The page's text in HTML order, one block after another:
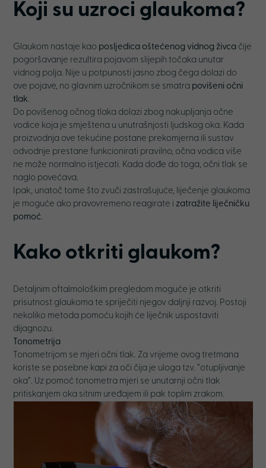
Koji su uzroci glaukoma?
Glaukom nastaje kao posljedica oštećenog vidnog živca čije
pogoršavanje rezultira pojavom slijepih točaka unutar
vidnog polja. Nije u potpunosti jasno zbog čega dolazi do
ove pojave, no glavnim uzročnikom se smatra povišeni očni
tlak.
Do povišenog očnog tlaka dolazi zbog nakupljanja očne
vodice koja je smještena u unutrašnjosti ljudskog oka. Kada
proizvodnja ove tekućine postane prekomjerna ili sustav
odvodnje prestane funkcionirati pravilno, očna vodica više
ne može normalno istjecati. Kada dođe do toga, očni tlak se
naglo povećava.
Ipak, unatoč tome što zvuči zastrašujuće, liječenje glaukoma
je moguće ako pravovremeno reagirate i zatražite liječničku
pomoć.
Kako otkriti glaukom?
Detaljnim oftalmološkim pregledom moguće je otkriti
prisutnost glaukoma te spriječiti njegov daljnji razvoj. Postoji
nekoliko metoda pomoću kojih će liječnik uspostaviti
dijagnozu.
Tonometrija
Tonometrijom se mjeri očni tlak. Za vrijeme ovog tretmana
koriste se posebne kapi za oči čija je uloga tzv. ”otupljivanje
oka”. Uz pomoć tonometra mjeri se unutarnji očni tlak
pritiskanjem oka sitnim uređajem ili pak toplim zrakom.